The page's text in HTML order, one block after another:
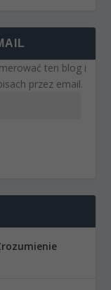
ten blog i
przez email.